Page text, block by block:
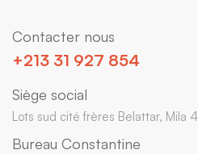
Contacter nous
+213 31 927 854
Siège social
Lots sud cité frères Belattar, Mila
Bureau Constantine